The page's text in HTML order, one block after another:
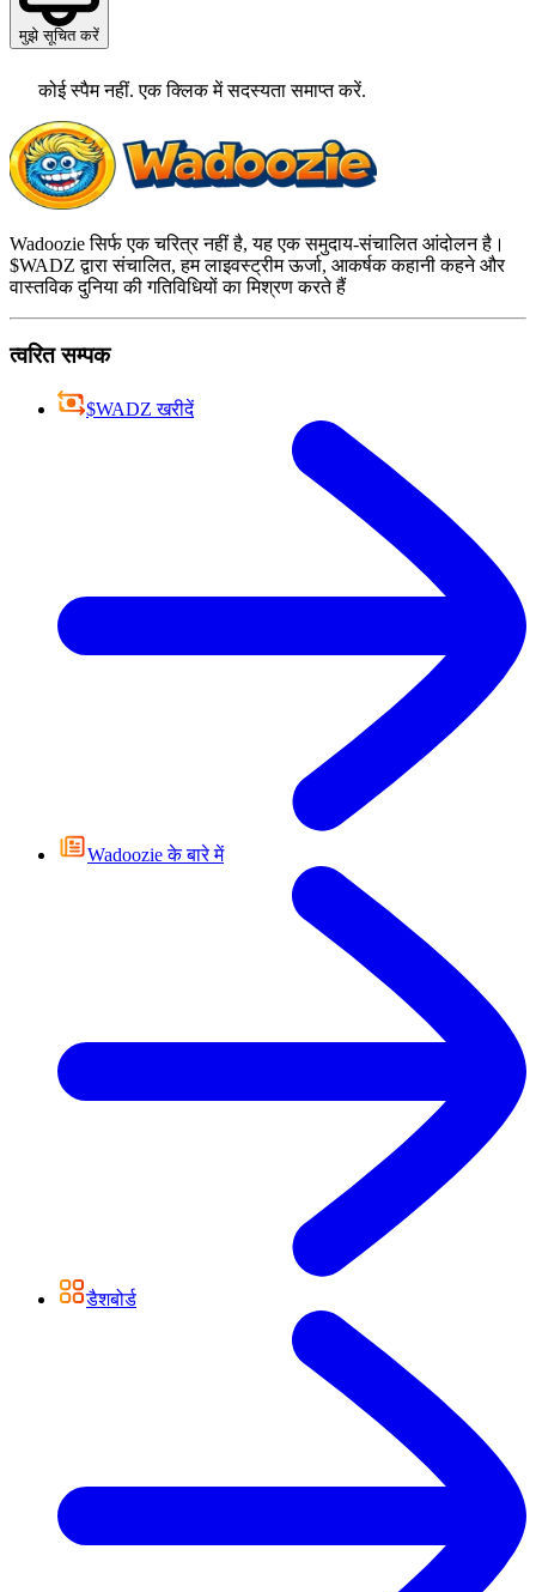
मुझे सूचित करें
कोई स्पैम नहीं. एक क्लिक में सदस्यता समाप्त करें.
Wadoozie सिर्फ एक चरित्र नहीं है, यह एक समुदाय-संचालित आंदोलन है।
$WADZ द्वारा संचालित, हम लाइवस्ट्रीम ऊर्जा, आकर्षक कहानी कहने और
वास्तविक दुनिया की गतिविधियों का मिश्रण करते हैं
त्वरित सम्पक
$WADZ खरीदें
Wadoozie के बारे में
डैशबोर्ड